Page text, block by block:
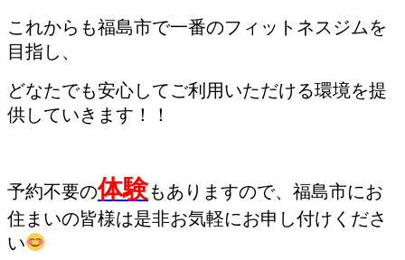
これからも福島市で一番のフィットネスジムを
目指し、
どなたでも安心してご利用いただける環境を提
供していきます！！
予約不要の体験もありますので、福島市にお
住まいの皆様は是非お気軽にお申し付けくださ
い